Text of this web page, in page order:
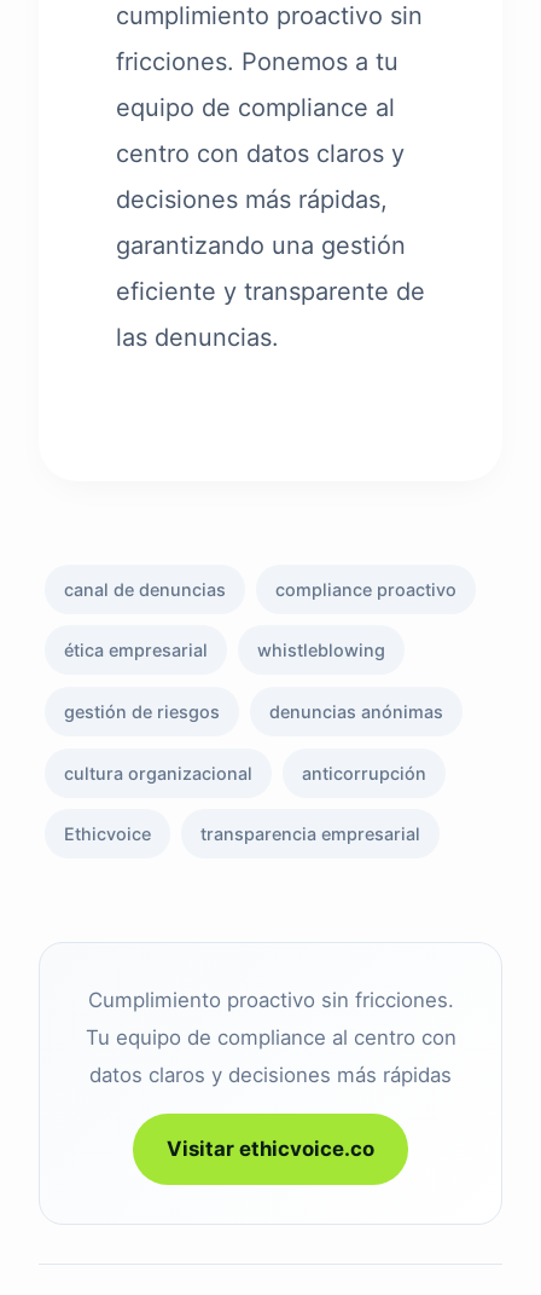
cumplimiento proactivo sin
fricciones. Ponemos a tu
equipo de compliance al
centro con datos claros y
decisiones más rápidas,
garantizando una gestión
eficiente y transparente de
las denuncias.
canal de denuncias compliance proactivo
ética empresarial whistleblowing
gestión de riesgos denuncias anónimas
cultura organizacional anticorrupción
Ethicvoice transparencia empresarial
Cumplimiento proactivo sin fricciones.
Tu equipo de compliance al centro con
datos claros y decisiones más rápidas
Visitar ethicvoice.co